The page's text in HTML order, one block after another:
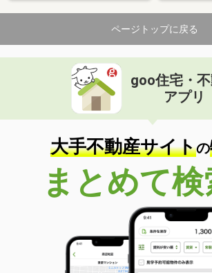
ページトップに戻る
goo住宅・
アプリ
大手不動産サイトの
まとめて検